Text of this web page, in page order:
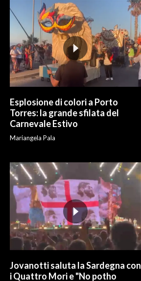
Esplosione di colori a Porto
Torres: la grande sfilata del
Carnevale Estivo
Mariangela Pala
Jovanotti saluta la Sardegna con
i Quattro Mori e "No potho